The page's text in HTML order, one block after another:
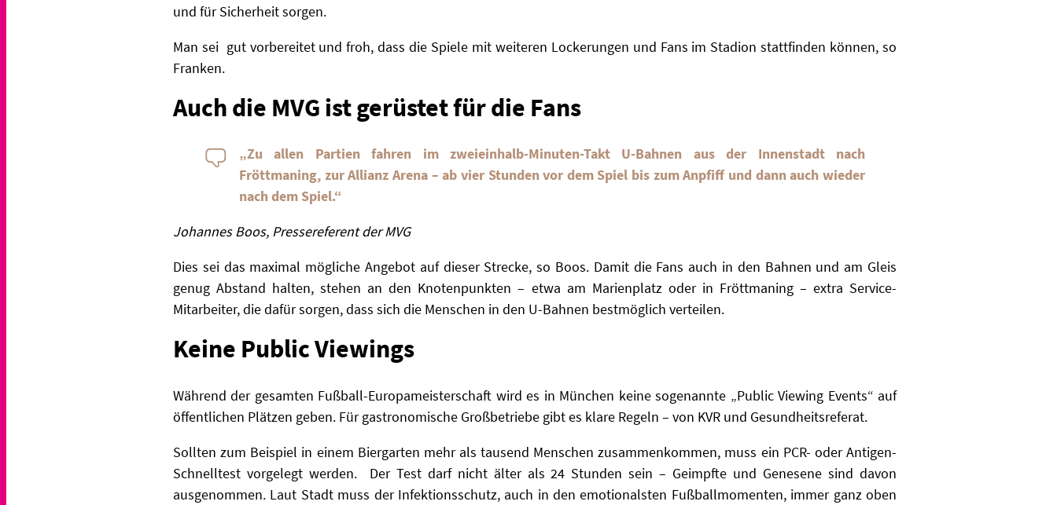
und für Sicherheit sorgen.
Man sei gut vorbereitet und froh, dass die Spiele mit weiteren Lockerungen und Fans im Stadion stattfinden können, so
Franken.
Auch die MVG ist gerüstet für die Fans
„Zu allen Partien fahren im zweieinhalb-Minuten-Takt U-Bahnen aus der Innenstadt nach
Fröttmaning, zur Allianz Arena – ab vier Stunden vor dem Spiel bis zum Anpfiff und dann auch wieder
nach dem Spiel.“
Johannes Boos, Pressereferent der MVG
Dies sei das maximal mögliche Angebot auf dieser Strecke, so Boos. Damit die Fans auch in den Bahnen und am Gleis
genug Abstand halten, stehen an den Knotenpunkten – etwa am Marienplatz oder in Fröttmaning – extra Service-
Mitarbeiter, die dafür sorgen, dass sich die Menschen in den U-Bahnen bestmöglich verteilen.
Keine Public Viewings
Während der gesamten Fußball-Europameisterschaft wird es in München keine sogenannte „Public Viewing Events“ auf
öffentlichen Plätzen geben. Für gastronomische Großbetriebe gibt es klare Regeln – von KVR und Gesundheitsreferat.
Sollten zum Beispiel in einem Biergarten mehr als tausend Menschen zusammenkommen, muss ein PCR- oder Antigen-
Schnelltest vorgelegt werden. Der Test darf nicht älter als 24 Stunden sein – Geimpfte und Genesene sind davon
ausgenommen. Laut Stadt muss der Infektionsschutz, auch in den emotionalsten Fußballmomenten, immer ganz oben